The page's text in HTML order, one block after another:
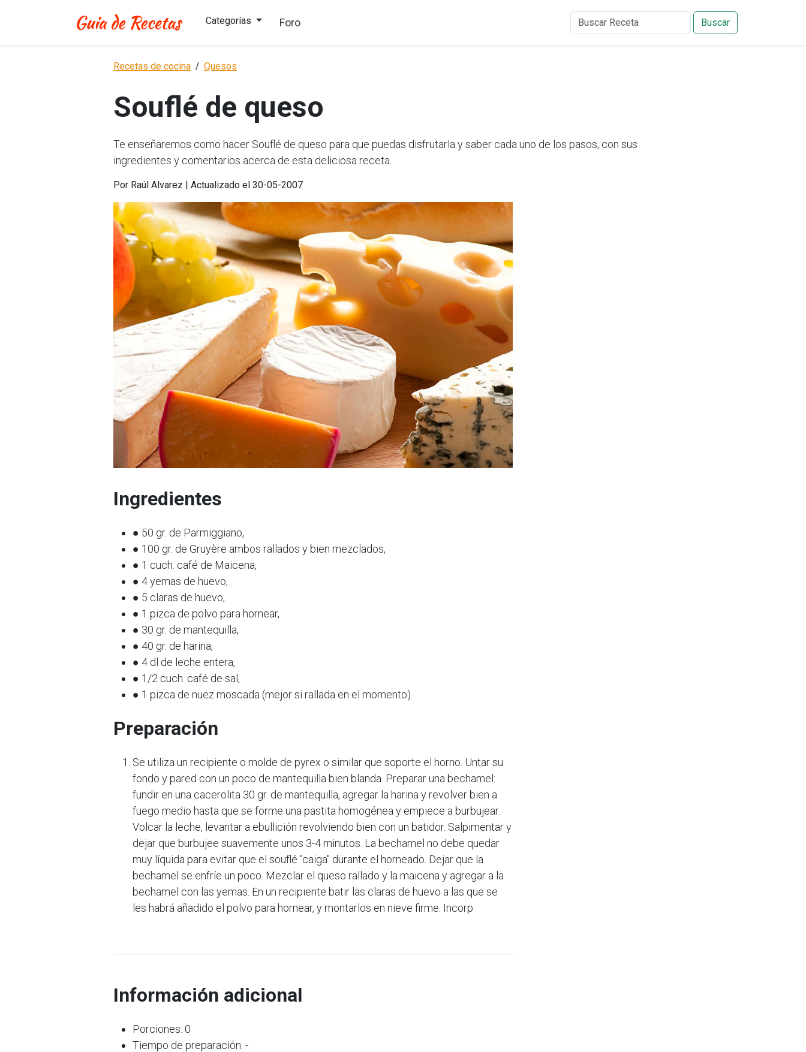
Categorías Foro Buscar
Recetas de cocina Quesos
Souflé de queso
Te enseñaremos como hacer Souflé de queso para que puedas disfrutarla y saber cada uno de los pasos, con sus
ingredientes y comentarios acerca de esta deliciosa receta.
Por Raúl Alvarez | Actualizado el 30-05-2007
Ingredientes
● 50 gr. de Parmiggiano,
● 100 gr. de Gruyère ambos rallados y bien mezclados,
● 1 cuch. café de Maicena,
● 4 yemas de huevo,
● 5 claras de huevo,
● 1 pizca de polvo para hornear,
● 30 gr. de mantequilla,
● 40 gr. de harina,
● 4 dl de leche entera,
● 1/2 cuch. café de sal,
● 1 pizca de nuez moscada (mejor si rallada en el momento).
Preparación
Se utiliza un recipiente o molde de pyrex o similar que soporte el horno. Untar su
fondo y pared con un poco de mantequilla bien blanda. Preparar una bechamel:
fundir en una cacerolita 30 gr. de mantequilla, agregar la harina y revolver bien a
fuego medio hasta que se forme una pastita homogénea y empiece a burbujear.
Volcar la leche, levantar a ebullición revolviendo bien con un batidor. Salpimentar y
dejar que burbujee suavemente unos 3-4 minutos. La bechamel no debe quedar
muy líquida para evitar que el souflé "caiga" durante el horneado. Dejar que la
bechamel se enfríe un poco. Mezclar el queso rallado y la maicena y agregar a la
bechamel con las yemas. En un recipiente batir las claras de huevo a las que se
les habrá añadido el polvo para hornear, y montarlos en nieve firme. Incorp
Información adicional
Porciones: 0
Tiempo de preparación: -